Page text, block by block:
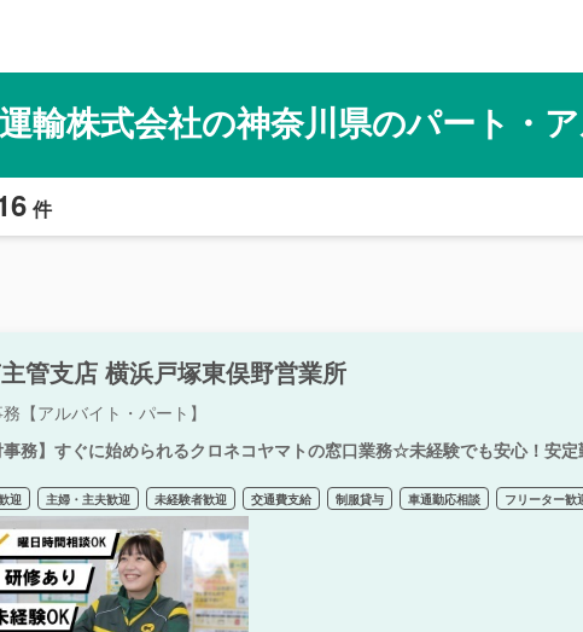
輸株式会社の神奈川県のパート・
件
管支店 横浜戸塚東俣野営業所
【アルバイト・パート】
務】すぐに始められるクロネコヤマトの窓口業務☆未経験でも安心！安定
迎 主婦・主夫歓迎 未経験者歓迎 交通費支給 制服貸与 車通勤応相談 フリーター歓